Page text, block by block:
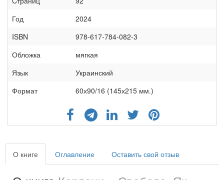
Год
2024
ISBN
978-617-784-082-3
Обложка
мягкая
Язык
Украинский
Формат
60х90/16 (145х215 мм.)
О книге Оглавление Оставить свой отзыв